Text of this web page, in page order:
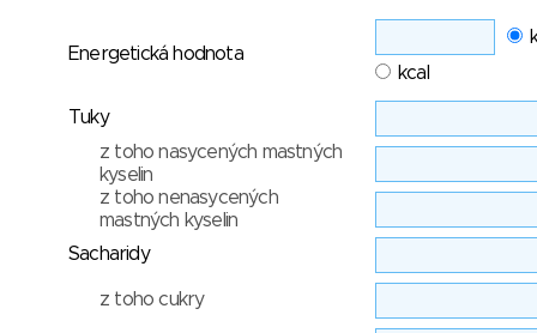
Energetická hodnota
kcal
Tuky
z toho nasycených mastných
kyselin
z toho nenasycených
mastných kyselin
Sacharidy
z toho cukry